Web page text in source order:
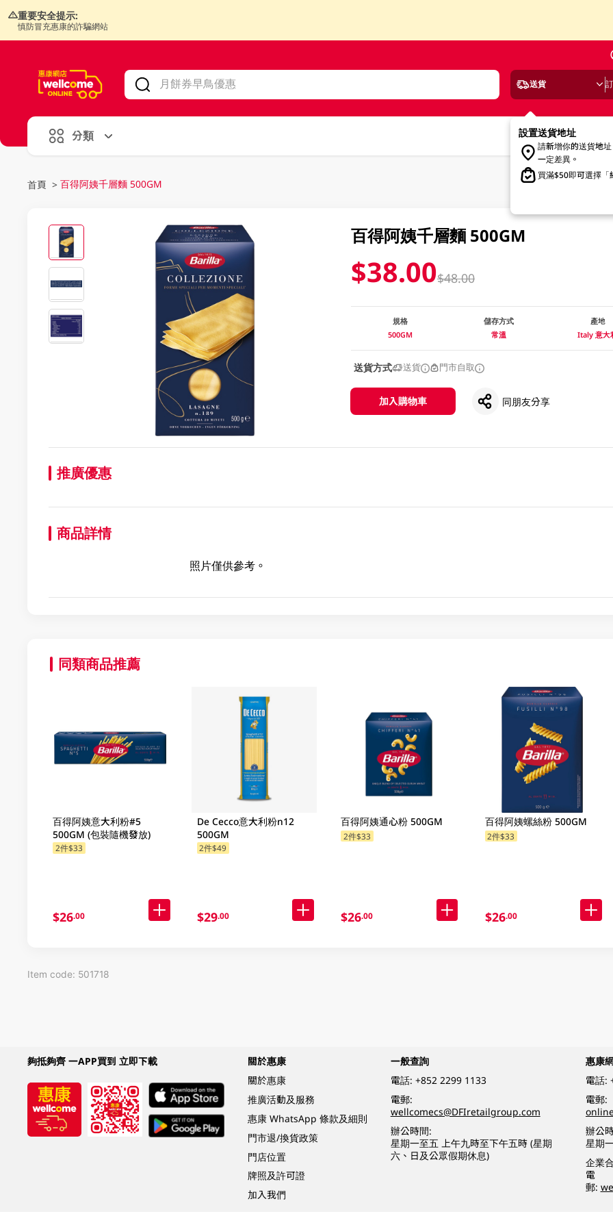
重要安全提示:
慎防冒充惠康的詐騙網站
送貨
設置送貨地址
請新增你的送貨地
一定差異。
買滿$50即可選擇「
分類
首頁 > 百得阿姨千層麵 500GM
百得阿姨千層麵 500GM
$38.00$48.00
規格
500GM
儲存方式
常溫
產地
Italy 意大
送貨方式 送貨 門市自取
加入購物車 同朋友分享
推廣優惠
商品詳情
照片僅供參考。
同類商品推薦
百得阿姨意大利粉#5
500GM (包裝隨機發放)
2件$33
$26.00
De Cecco意大利粉n12
500GM
2件$49
$29.00
百得阿姨通心粉 500GM
2件$33
$26.00
百得阿姨螺絲粉 500GM
2件$33
$26.00
Item code: 501718
夠抵夠齊 一APP買到 立即下載
關於惠康
關於惠康
推廣活動及服務
惠康 WhatsApp 條款及細則
門市退/換貨政策
門店位置
牌照及許可證
加入我們
一般查詢
電話: +852 2299 1133
電郵:
wellcomecs@DFIretailgroup.com
辦公時間:
星期一至五 上午九時至下午五時 (星期
六、日及公眾假期休息)
惠康
電話:
電郵:
辦公
星期
企業
電
郵: